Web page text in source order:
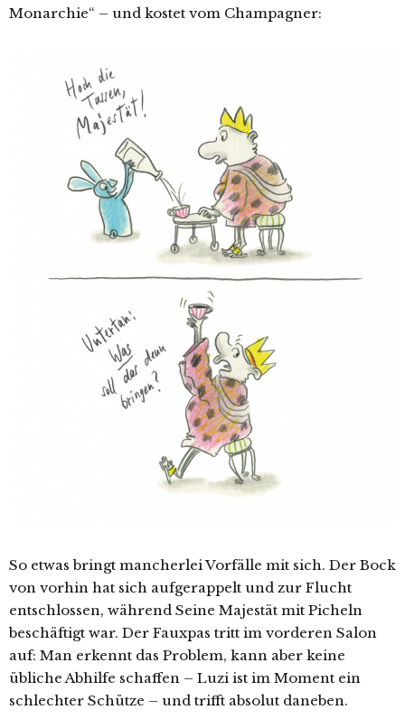
Monarchie“ – und kostet vom Champagner:
So etwas bringt mancherlei Vorfälle mit sich. Der Bock
von vorhin hat sich aufgerappelt und zur Flucht
entschlossen, während Seine Majestät mit Picheln
beschäftigt war. Der Fauxpas tritt im vorderen Salon
auf: Man erkennt das Problem, kann aber keine
übliche Abhilfe schaffen – Luzi ist im Moment ein
schlechter Schütze – und trifft absolut daneben.